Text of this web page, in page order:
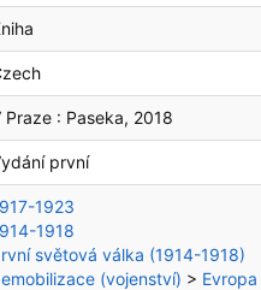
Praze : Paseka, 2018
první
1923
1918
světová válka (1914-1918)
(vojenství) >